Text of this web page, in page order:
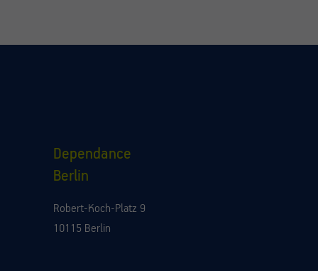
Dependance
Berlin
Robert-Koch-Platz 9
10115 Berlin